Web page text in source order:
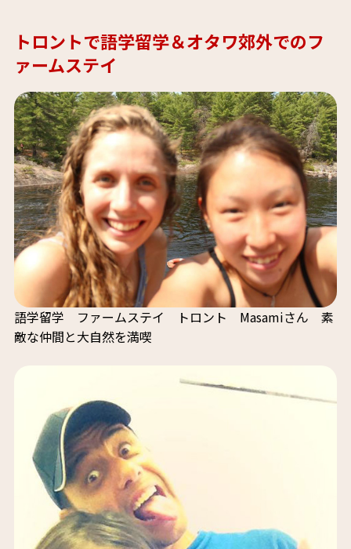
トロントで語学留学＆オタワ郊外でのフ
ァームステイ
語学留学 ファームステイ トロント Masamiさん 素
敵な仲間と大自然を満喫